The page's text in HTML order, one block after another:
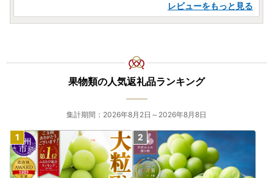
レビューをもっと見る
果物類の人気返礼品ランキング
集計期間：2026年8月2日～2026年8月8日